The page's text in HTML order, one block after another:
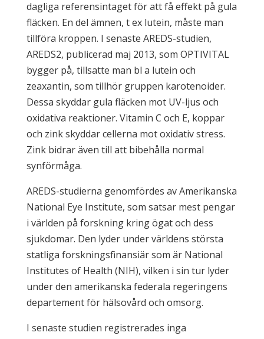
dagliga referensintaget för att få effekt på gula
fläcken. En del ämnen, t ex lutein, måste man
tillföra kroppen. I senaste AREDS-studien,
AREDS2, publicerad maj 2013, som OPTIVITAL
bygger på, tillsatte man bl a lutein och
zeaxantin, som tillhör gruppen karotenoider.
Dessa skyddar gula fläcken mot UV-ljus och
oxidativa reaktioner. Vitamin C och E, koppar
och zink skyddar cellerna mot oxidativ stress.
Zink bidrar även till att bibehålla normal
synförmåga.
AREDS-studierna genomfördes av Amerikanska
National Eye Institute, som satsar mest pengar
i världen på forskning kring ögat och dess
sjukdomar. Den lyder under världens största
statliga forskningsfinansiär som är National
Institutes of Health (NIH), vilken i sin tur lyder
under den amerikanska federala regeringens
departement för hälsovård och omsorg.
I senaste studien registrerades inga